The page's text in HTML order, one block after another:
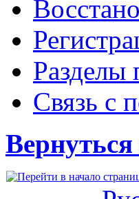
Связь с
Вернуться